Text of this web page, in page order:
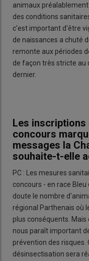
animaux préalablement
des conditions
c'est important d'être
de naissances a chuté
remonte aux périodes
de façon très stricte au
dernier.
Les inscriptions
concours
messages la
souhaite-t-elle
PC : Les mesures
concours - en race
doute le nombre
régional Parthenais où
plus conséquents. Mais
nous paraît important
prévention des risques.
désinsectisation sera